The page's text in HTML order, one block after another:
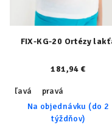
FIX-KG-20 Ortézy
181,94 €
ľavá
pravá
Na objednávku (do 2
týždňov)